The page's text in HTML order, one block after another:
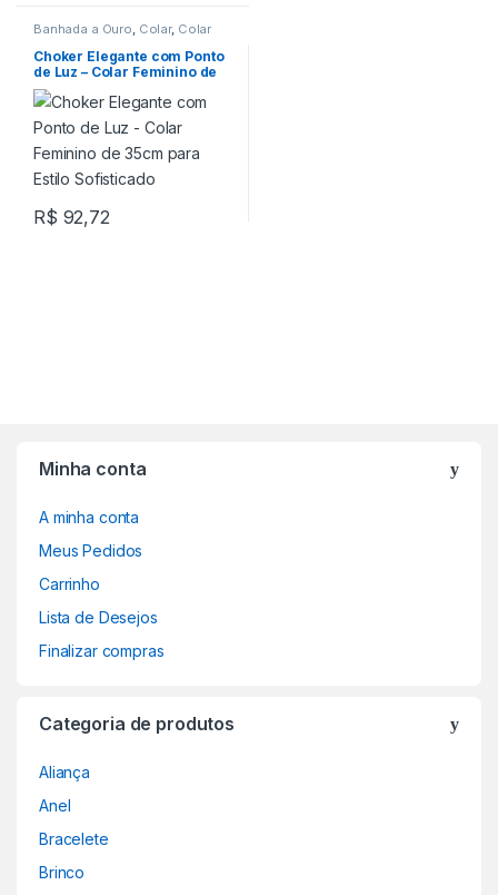
Banhada a Ouro, Colar, Colar
Choker Elegante com Ponto
de Luz – Colar Feminino de
35cm para Estilo Sofisticado
R$ 92,72
Minha conta
A minha conta
Meus Pedidos
Carrinho
Lista de Desejos
Finalizar compras
Categoria de produtos
Aliança
Anel
Bracelete
Brinco